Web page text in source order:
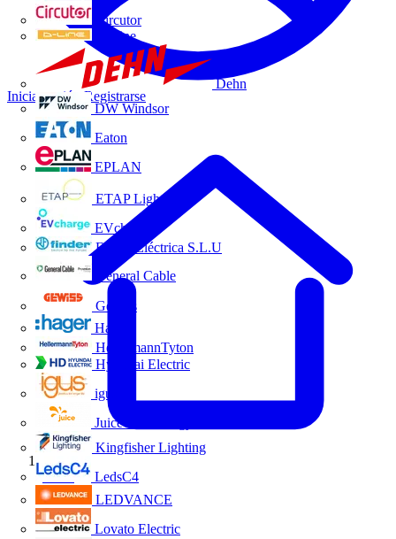
Circutor
D-Line
Dehn
DW Windsor
Eaton
EPLAN
ETAP Lighting
EVcharge
Finder Eléctrica S.L.U
General Cable
Gewiss
Hager
HellermannTyton
Hyundai Electric
igus
Juice Technology
Kingfisher Lighting
LedsC4
LEDVANCE
Lovato Electric
Iniciar sesión Registrarse
Inicio